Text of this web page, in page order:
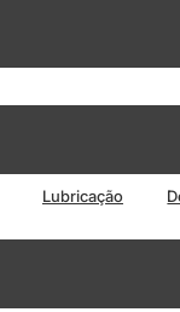
Lubricação